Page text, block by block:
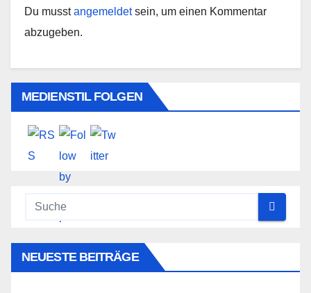
Du musstangemeldetsein, um einen Kommentar
abzugeben.
MEDIENSTIL FOLGEN
NEUESTE BEITRÄGE